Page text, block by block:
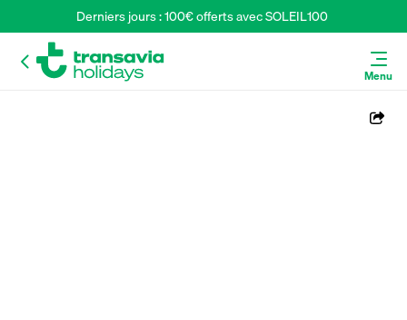
Derniers jours : 100€ offerts avec SOLEIL100
Menu